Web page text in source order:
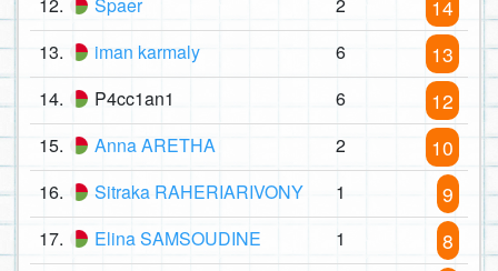
12. Spaer 2 14
13. iman karmaly 6 13
14. P4cc1an1 6 12
15. Anna ARETHA 2 10
16. Sitraka RAHERIARIVONY 1 9
17. Elina SAMSOUDINE 1 8